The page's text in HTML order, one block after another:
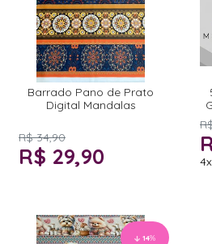
Barrado Pano de Prato
Digital Mandalas
R$ 34,90
R$ 29,90 4x
14%